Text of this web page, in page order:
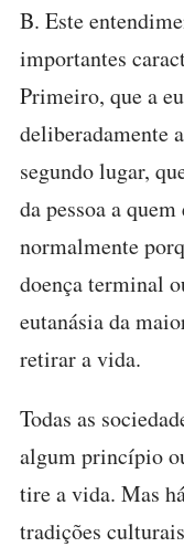
B. Este
importantes
Primeiro, que a
deliberadamente
segundo lugar,
da pessoa a
normalmente
doença terminal
eutanásia da
retirar a vida.
Todas as
algum princípio
tire a vida. Mas
tradições